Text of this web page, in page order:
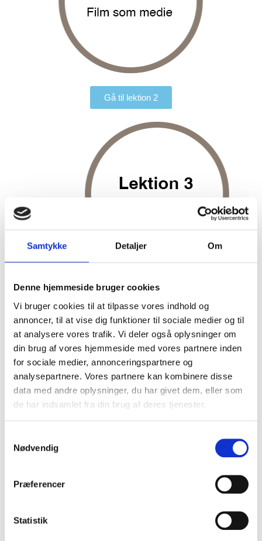
Samtykke Detaljer Om
Denne hjemmeside bruger cookies
Vi bruger cookies til at tilpasse vores indhold og
annoncer, til at vise dig funktioner til sociale medier og til
at analysere vores trafik. Vi deler også oplysninger om
din brug af vores hjemmeside med vores partnere inden
for sociale medier, annonceringspartnere og
analysepartnere. Vores partnere kan kombinere disse
data med andre oplysninger, du har givet dem, eller som
de har indsamlet fra din brug af deres tjenester.
Nødvendig
Præferencer
Statistik
Gå til lektion 2
Gå til lektion 3